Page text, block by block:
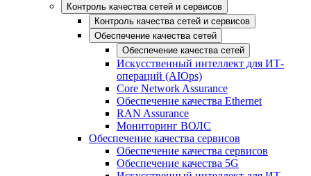
Контроль качества сетей и сервисов
Контроль качества сетей и сервисов
Обеспечение качества сетей
Обеспечение качества сетей
Искусственный интеллект для ИТ-
операций (AIOps)
Core Network Assurance
Обеспечение качества Ethernet
RAN Assurance
Мониторинг ВОЛС
Обеспечение качества сервисов
Обеспечение качества сервисов
Обеспечение качества 5G